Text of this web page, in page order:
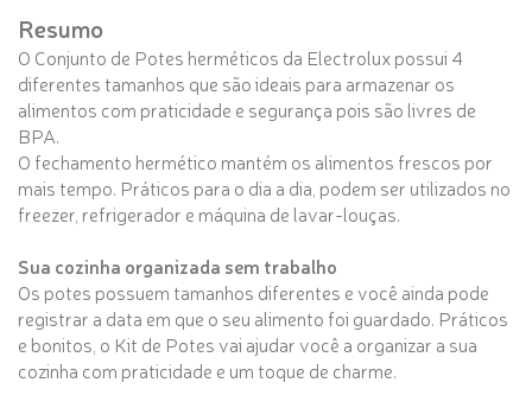
Resumo
O Conjunto de Potes herméticos da Electrolux possui 4
diferentes tamanhos que são ideais para armazenar os
alimentos com praticidade e segurança pois são livres de
BPA.
O fechamento hermético mantém os alimentos frescos por
mais tempo. Práticos para o dia a dia, podem ser utilizados no
freezer, refrigerador e máquina de lavar-louças.
Sua cozinha organizada sem trabalho
Os potes possuem tamanhos diferentes e você ainda pode
registrar a data em que o seu alimento foi guardado. Práticos
e bonitos, o Kit de Potes vai ajudar você a organizar a sua
cozinha com praticidade e um toque de charme.